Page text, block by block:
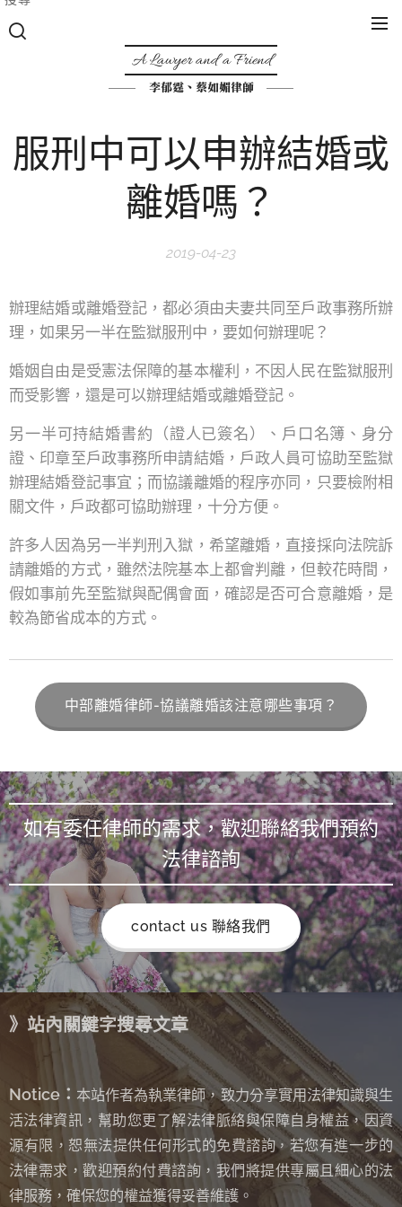
A Lawyer and a Friend
李郁霆、蔡如媚律師
服刑中可以申辦結婚或
離婚嗎？
2019-04-23
辦理結婚或離婚登記，都必須由夫妻共同至戶政事務所辦
理，如果另一半在監獄服刑中，要如何辦理呢？
婚姻自由是受憲法保障的基本權利，不因人民在監獄服刑
而受影響，還是可以辦理結婚或離婚登記。
另一半可持結婚書約（證人已簽名）、戶口名簿、身分
證、印章至戶政事務所申請結婚，戶政人員可協助至監獄
辦理結婚登記事宜；而協議離婚的程序亦同，只要檢附相
關文件，戶政都可協助辦理，十分方便。
許多人因為另一半判刑入獄，希望離婚，直接採向法院訴
請離婚的方式，雖然法院基本上都會判離，但較花時間，
假如事前先至監獄與配偶會面，確認是否可合意離婚，是
較為節省成本的方式。
中部離婚律師-協議離婚該注意哪些事項？
如有委任律師的需求，歡迎聯絡我們預約
法律諮詢
contact us 聯絡我們
》站內關鍵字搜尋文章
Notice： 本站作者為執業律師，致力分享實用法律知識與生
活法律資訊，幫助您更了解法律脈絡與保障自身權益，因資
源有限，恕無法提供任何形式的免費諮詢， 若您有進一步的
法律需求，歡迎預約付費諮詢，我們將提供專屬且細心的法
律服務，確保您的權益獲得妥善維護。